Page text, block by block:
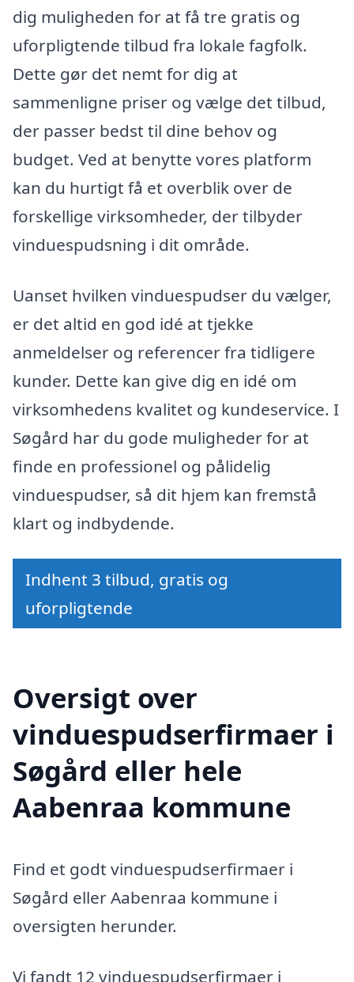
dig muligheden for at få tre gratis og
uforpligtende tilbud fra lokale fagfolk.
Dette gør det nemt for dig at
sammenligne priser og vælge det tilbud,
der passer bedst til dine behov og
budget. Ved at benytte vores platform
kan du hurtigt få et overblik over de
forskellige virksomheder, der tilbyder
vinduespudsning i dit område.
Uanset hvilken vinduespudser du vælger,
er det altid en god idé at tjekke
anmeldelser og referencer fra tidligere
kunder. Dette kan give dig en idé om
virksomhedens kvalitet og kundeservice. I
Søgård har du gode muligheder for at
finde en professionel og pålidelig
vinduespudser, så dit hjem kan fremstå
klart og indbydende.
Indhent 3 tilbud, gratis og
uforpligtende
Oversigt over
vinduespudserfirmaer i
Søgård eller hele
Aabenraa kommune
Find et godt vinduespudserfirmaer i
Søgård eller Aabenraa kommune i
oversigten herunder.
Vi fandt 12 vinduespudserfirmaer i